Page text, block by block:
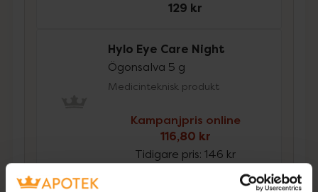
129 kr
Hylo Eye Care Night
Ögonsalva 5 g
Medicinteknisk produkt
Kampanjpris online
116,80 kr
Tidigare pris:146 kr
Köp båda för